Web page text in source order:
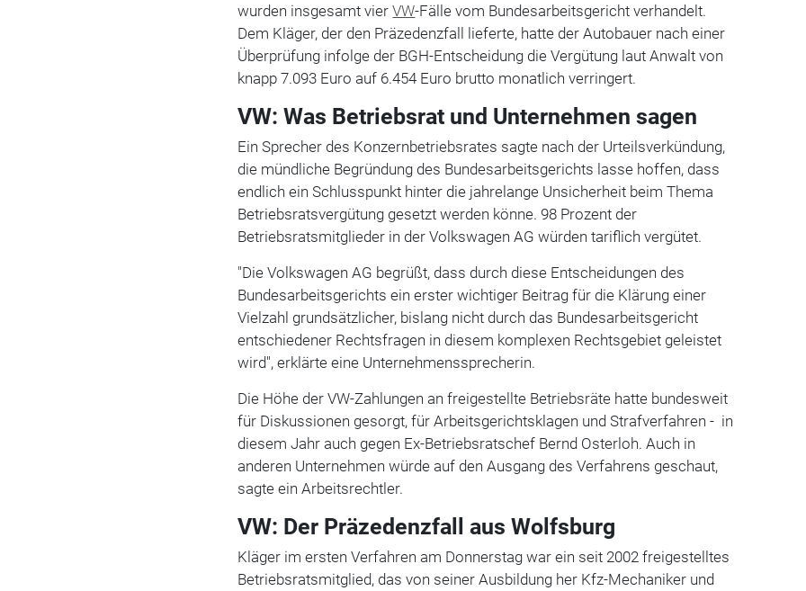
wurden insgesamt vierVW-Fälle vom Bundesarbeitsgericht verhandelt.
Dem Kläger, der den Präzedenzfall lieferte, hatte der Autobauer nach einer
Überprüfung infolge der BGH-Entscheidung die Vergütung laut Anwalt von
knapp 7.093 Euro auf 6.454 Euro brutto monatlich verringert.
VW: Was Betriebsrat und Unternehmen sagen
Ein Sprecher des Konzernbetriebsrates sagte nach der Urteilsverkündung,
die mündliche Begründung des Bundesarbeitsgerichts lasse hoffen, dass
endlich ein Schlusspunkt hinter die jahrelange Unsicherheit beim Thema
Betriebsratsvergütung gesetzt werden könne. 98 Prozent der
Betriebsratsmitglieder in der Volkswagen AG würden tariflich vergütet.
"Die Volkswagen AG begrüßt, dass durch diese Entscheidungen des
Bundesarbeitsgerichts ein erster wichtiger Beitrag für die Klärung einer
Vielzahl grundsätzlicher, bislang nicht durch das Bundesarbeitsgericht
entschiedener Rechtsfragen in diesem komplexen Rechtsgebiet geleistet
wird", erklärte eine Unternehmenssprecherin.
Die Höhe der VW-Zahlungen an freigestellte Betriebsräte hatte bundesweit
für Diskussionen gesorgt, für Arbeitsgerichtsklagen und Strafverfahren - in
diesem Jahr auch gegen Ex-Betriebsratschef Bernd Osterloh. Auch in
anderen Unternehmen würde auf den Ausgang des Verfahrens geschaut,
sagte ein Arbeitsrechtler.
VW: Der Präzedenzfall aus Wolfsburg
Kläger im ersten Verfahren am Donnerstag war ein seit 2002 freigestelltes
Betriebsratsmitglied, das von seiner Ausbildung her Kfz-Mechaniker und